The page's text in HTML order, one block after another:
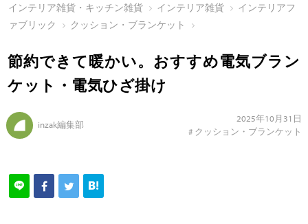
インテリア雑貨・キッチン雑貨 インテリア雑貨
インテリアフ
ァブリック
クッション・ブランケット
節約できて暖かい。おすすめ電気ブラン
ケット・電気ひざ掛け
inzak編集部
2025年10月31日
# クッション・ブランケット